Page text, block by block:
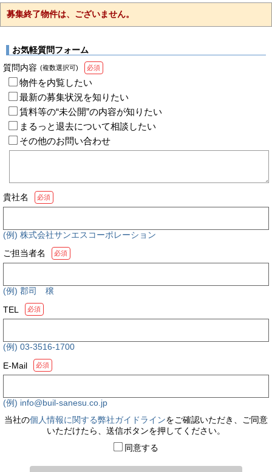
募集終了物件は、ございません。
お気軽質問フォーム
質問内容 (複数選択可) 必須
物件を内覧したい
最新の募集状況を知りたい
賃料等の“未公開”の内容が知りたい
まるっと退去について相談したい
その他のお問い合わせ
貴社名 必須
(例) 株式会社サンエスコーポレーション
ご担当者名
必須
(例) 郡司 穣
TEL
必須
(例) 03-3516-1700
E-Mail
必須
(例) info@buil-sanesu.co.jp
当社の個人情報に関する弊社ガイドラインをご確認いただき、ご同意
いただけたら、送信ボタンを押してください。
同意する